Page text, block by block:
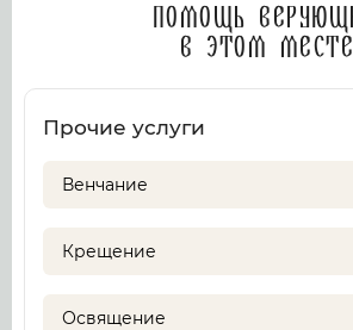
Помощь
в этом месте
Прочие услуги
Венчание
Крещение
Освящение